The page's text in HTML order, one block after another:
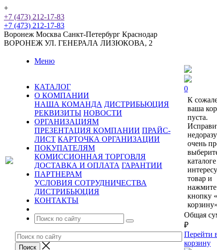
+
+7 (473) 212-17-83
+7 (473) 212-17-83
Воронеж Москва Санкт-Петербург Краснодар
ВОРОНЕЖ УЛ. ГЕНЕРАЛА ЛИЗЮКОВА, 2
Меню
КАТАЛОГ
О КОМПАНИИ
НАША КОМАНДА ДИСТРИБЬЮЦИЯ
РЕКВИЗИТЫ НОВОСТИ
ОРГАНИЗАЦИЯМ
ПРЕЗЕНТАЦИЯ КОМПАНИИ ПРАЙС-
ЛИСТ КАРТОЧКА ОРГАНИЗАЦИИ
ПОКУПАТЕЛЯМ
КОМИССИОННАЯ ТОРГОВЛЯ
ДОСТАВКА И ОПЛАТА ГАРАНТИИ
ПАРТНЕРАМ
УСЛОВИЯ СОТРУДНИЧЕСТВА
ДИСТРИБЬЮЦИЯ
КОНТАКТЫ
0
К
ваша
пуста.
очень
каталоге
товар и
нажмите
кнопку
Общая
₽
Перейти
корзину